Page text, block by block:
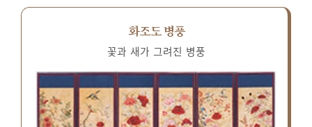
화조도 병풍
꽃과 새가 그려진 병풍